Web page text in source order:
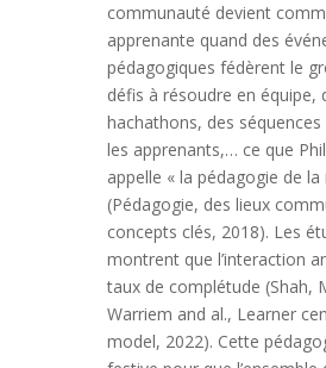
communauté devient
apprenante quand des
pédagogiques fédèrent le
défis à résoudre en équipe,
hachathons, des
les apprenants,… ce que
appelle « la pédagogie de
(Pédagogie, des lieux
concepts clés, 2018). Les
montrent que l’interaction
taux de complétude (Shah,
Warriem and al., Learner
model, 2022). Cette